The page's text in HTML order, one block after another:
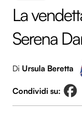
La
Serena
Di Ursula Beretta